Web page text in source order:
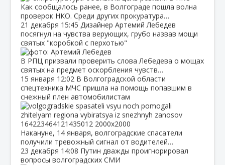
Как сообщалось ранее, в Волгограде пошла волна
проверок НКО. Среди других прокуратура…
21 декабря 15:45 Дизайнер Артемий Лебедев
посягнул на чувства верующих, грубо назвав мощи
святых "коробкой с перхотью"
В РПЦ призвали проверить слова Лебедева о мощах
святых на предмет оскорбления чувств…
15 января 12:02 В Волгоградской области
спецтехника МЧС пришла на помощь попавшим в
снежный плен автомобилистам
Накануне, 14 января, волгоградские спасатели
получили тревожный сигнал от водителей…
23 декабря 14:08 Путин дважды проигнорировал
вопросы волгоградских СМИ